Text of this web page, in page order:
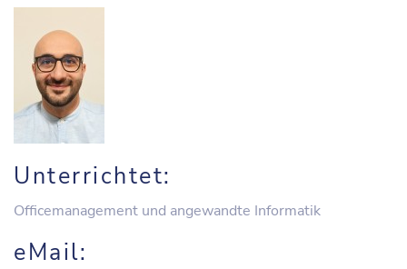
Unterrichtet:
Officemanagement und angewandte Informatik
eMail: